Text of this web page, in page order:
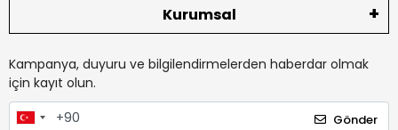
Kurumsal
Kampanya, duyuru ve bilgilendirmelerden haberdar olmak
için kayıt olun.
Gönder